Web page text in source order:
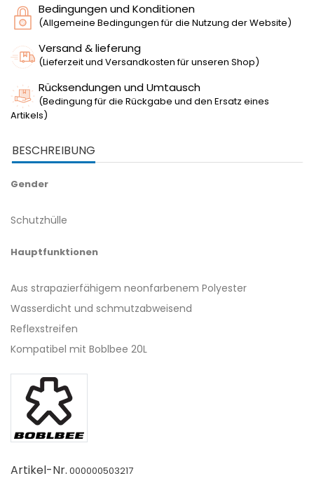
Bedingungen und Konditionen
(Allgemeine Bedingungen für die Nutzung der Website)
Versand & lieferung
(Lieferzeit und Versandkosten für unseren Shop)
Rücksendungen und Umtausch
(Bedingung für die Rückgabe und den Ersatz eines
Artikels)
BESCHREIBUNG
Gender
Schutzhülle
Hauptfunktionen
Aus strapazierfähigem neonfarbenem Polyester
Wasserdicht und schmutzabweisend
Reflexstreifen
Kompatibel mit Boblbee 20L
Artikel-Nr. 000000503217